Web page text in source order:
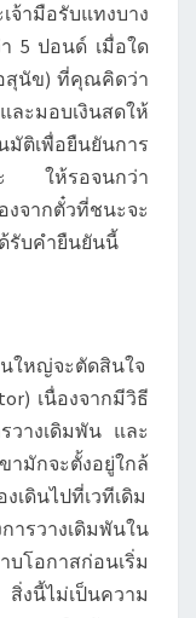
ามือรับแทงบาง
5 ปอนด์ เมื่อใด
สุนัข) ที่คุณคิดว่า
ะมอบเงินสดให้
ติเพื่อยืนยันการ
ให้รอจนกว่า
จากตั๋วที่ชนะจะ
รับคำยืนยันนี้
ใหญ่จะตัดสินใจ
เนื่องจากมีวิธี
วางเดิมพัน และ
มักจะตั้งอยู่ใกล้
เดินไปที่เวทีเดิม
รวางเดิมพันใน
โอกาสก่อนเริ่ม
งนี้ไม่เป็นความ